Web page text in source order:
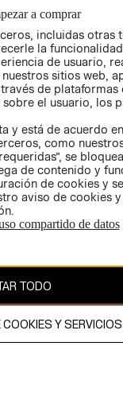
COMERCIO - SIC
PETICIONES
QUEJAS Y
RECLAMOS
por copyright y es
a comprar
incluidas otras
la
de usuario,
sitios web,
de plataformas
el usuario, los
y está de acuerdo
como
se
de contenido y
de cookies y
aviso de cookies
compartido de datos
TODO
COOKIES Y SERVICIOS